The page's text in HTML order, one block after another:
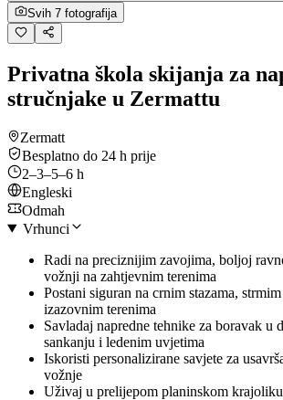
Svih 7 fotografija
Privatna škola skijanja za
stručnjake u Zermattu
Zermatt
Besplatno do 24 h prije
2–3–5–6 h
Engleski
Odmah
Vrhunci
Radi na preciznijim zavojima, boljoj
vožnji na zahtjevnim terenima
Postani siguran na crnim stazama,
izazovnim terenima
Savladaj napredne tehnike za boravak u
sankanju i ledenim uvjetima
Iskoristi personalizirane savjete za
vožnje
Uživaj u prelijepom planinskom krajoliku